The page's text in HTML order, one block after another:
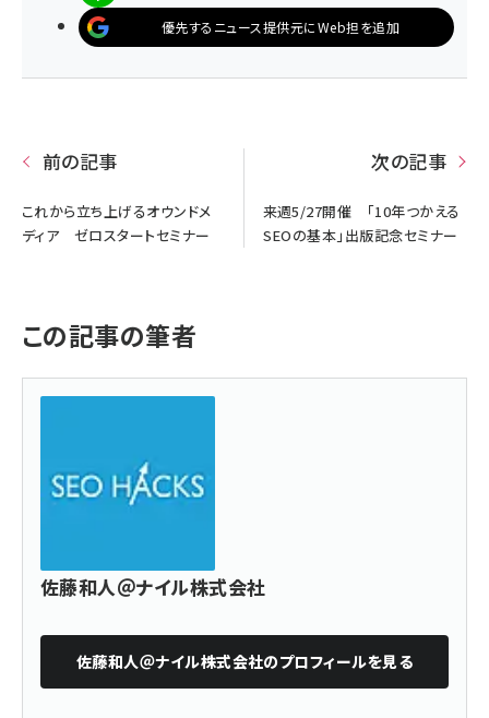
優先するニュース提供元にWeb担を追加
前の記事
これから立ち上げるオウンドメ
ディア ゼロスタートセミナー
次の記事
来週5/27開催 「10年つかえる
SEOの基本」出版記念セミナー
この記事の筆者
佐藤和人＠ナイル株式会社
佐藤和人＠ナイル株式会社のプロフィールを見る